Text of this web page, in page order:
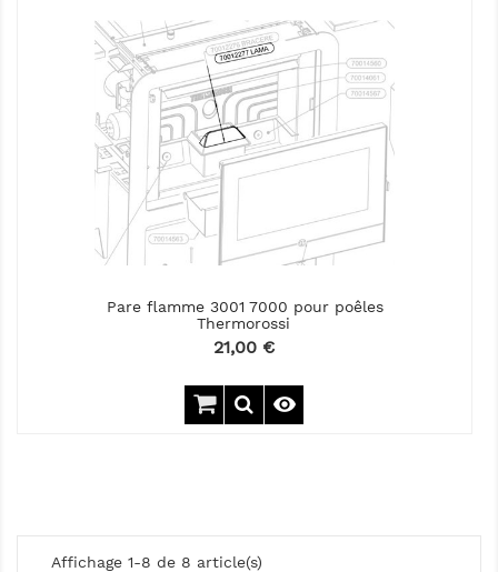
Pare flamme 3001 7000 pour poêles
Thermorossi
Prix
21,00 €

Affichage 1-8 de 8 article(s)